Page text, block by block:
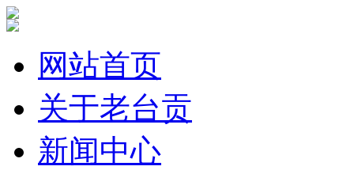
网站首页
关于老台贡
新闻中心